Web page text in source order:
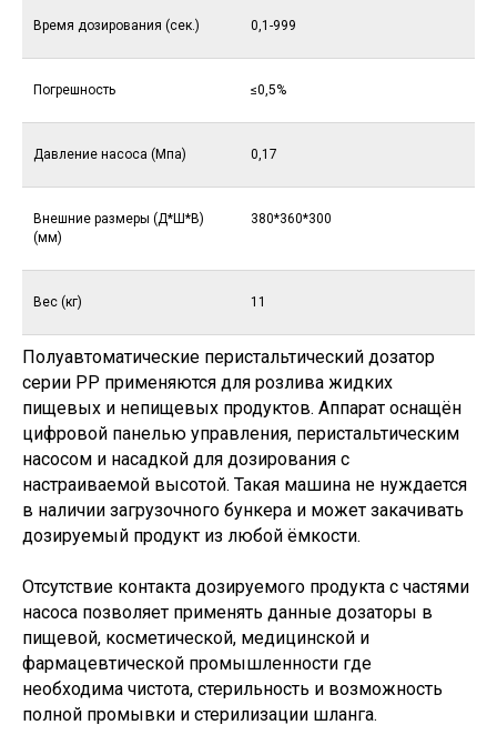
Время дозирования (сек.) 0,1-999
Погрешность ≤0,5%
Давление насоса (Мпа) 0,17
Внешние размеры (Д*Ш*В)
(мм)
380*360*300
Вес (кг) 11
Полуавтоматические перистальтический дозатор
серии PP применяются для розлива жидких
пищевых и непищевых продуктов. Аппарат оснащён
цифровой панелью управления, перистальтическим
насосом и насадкой для дозирования с
настраиваемой высотой. Такая машина не нуждается
в наличии загрузочного бункера и может закачивать
дозируемый продукт из любой ёмкости.
Отсутствие контакта дозируемого продукта с частями
насоса позволяет применять данные дозаторы в
пищевой, косметической, медицинской и
фармацевтической промышленности где
необходима чистота, стерильность и возможность
полной промывки и стерилизации шланга.